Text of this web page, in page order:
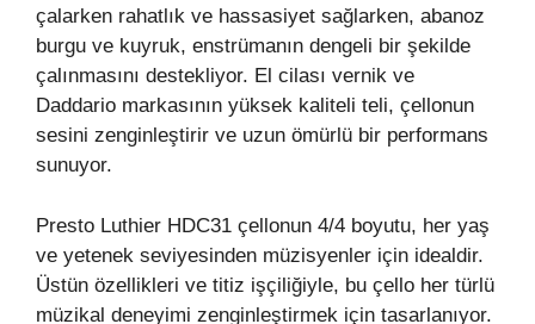
çalarken rahatlık ve hassasiyet sağlarken, abanoz
burgu ve kuyruk, enstrümanın dengeli bir şekilde
çalınmasını destekliyor. El cilası vernik ve
Daddario markasının yüksek kaliteli teli, çellonun
sesini zenginleştirir ve uzun ömürlü bir performans
sunuyor.
Presto Luthier HDC31 çellonun 4/4 boyutu, her yaş
ve yetenek seviyesinden müzisyenler için idealdir.
Üstün özellikleri ve titiz işçiliğiyle, bu çello her türlü
müzikal deneyimi zenginleştirmek için tasarlanıyor.